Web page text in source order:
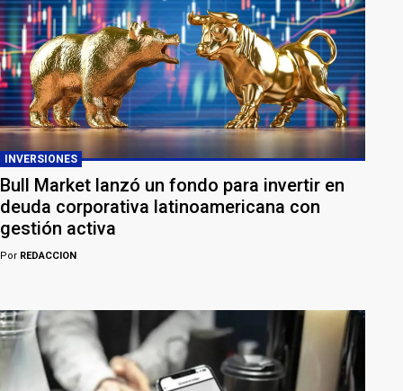
INVERSIONES
Bull Market lanzó un fondo para invertir en
deuda corporativa latinoamericana con
gestión activa
Por REDACCION